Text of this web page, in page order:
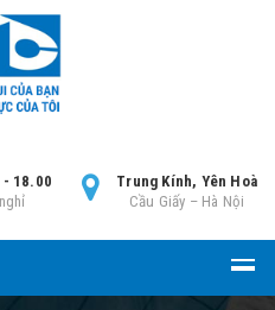
Trung Kính, Yên Hoà
Cầu Giấy – Hà Nội
- 18.00